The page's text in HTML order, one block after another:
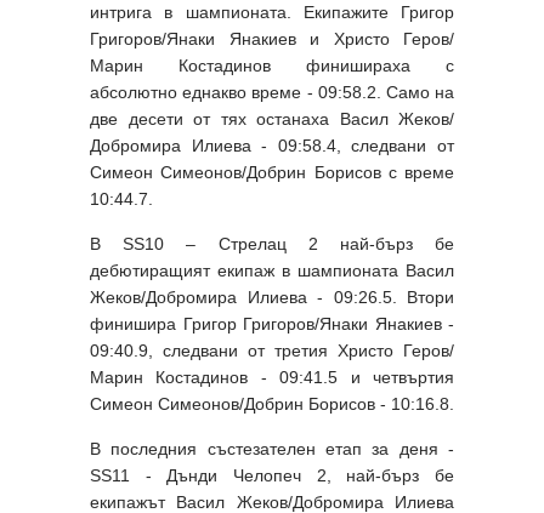
интрига в шампионата. Екипажите Григор
Григоров/Янаки Янакиев и Христо Геров/
Марин Костадинов финишираха с
абсолютно еднакво време - 09:58.2. Само на
две десети от тях останаха Васил Жеков/
Добромира Илиева - 09:58.4, следвани от
Симеон Симеонов/Добрин Борисов с време
10:44.7.
В SS10 – Стрелац 2 най-бърз бе
дебютиращият екипаж в шампионата Васил
Жеков/Добромира Илиева - 09:26.5. Втори
финишира Григор Григоров/Янаки Янакиев -
09:40.9, следвани от третия Христо Геров/
Марин Костадинов - 09:41.5 и четвъртия
Симеон Симеонов/Добрин Борисов - 10:16.8.
В последния състезателен етап за деня -
SS11 - Дънди Челопеч 2, най-бърз бе
екипажът Васил Жеков/Добромира Илиева